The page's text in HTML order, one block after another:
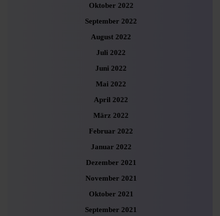
Oktober 2022
September 2022
August 2022
Juli 2022
Juni 2022
Mai 2022
April 2022
März 2022
Februar 2022
Januar 2022
Dezember 2021
November 2021
Oktober 2021
September 2021